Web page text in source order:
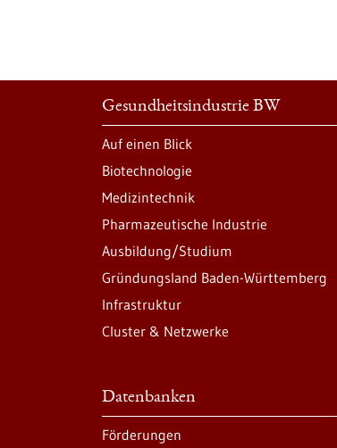
Gesundheitsindustrie BW
Auf einen Blick
Biotechnologie
Medizintechnik
Pharmazeutische Industrie
Ausbildung/Studium
Gründungsland Baden-Württemberg
Infrastruktur
Cluster & Netzwerke
Datenbanken
Förderungen